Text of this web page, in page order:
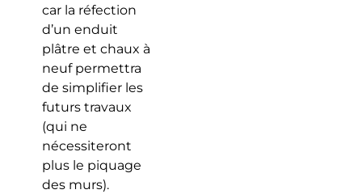
car la réfection
d’un enduit
plâtre et chaux à
neuf permettra
de simplifier les
futurs travaux
(qui ne
nécessiteront
plus le piquage
des murs).